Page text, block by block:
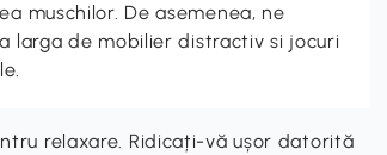
muschilor. De asemenea, ne
larga de mobilier distractiv si jocuri
relaxare. Ridicați-vă ușor datorită